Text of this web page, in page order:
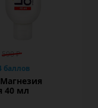
590 ₽
баллов
40 мл